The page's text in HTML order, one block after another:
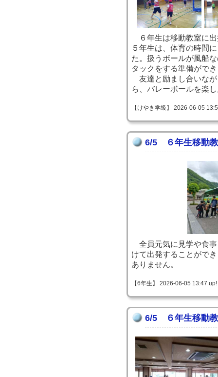
６年生は移動教室に出
５年生は、体育の時間
た。扱うボールが風船
タックをする準備がで
友達と励まし合いな
ら、バレーボールを楽
【けやき学級】 2026-06-05
6/5 ６年生移動
全員元気に見学や食事
けて出発することがで
ありません。
【6年生】 2026-06-05 13:47 up!
6/5 ６年生移動